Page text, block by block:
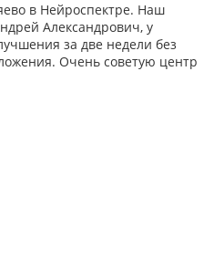
в Нейроспектре. Наш
Александрович, у
за две недели без
Очень советую центр